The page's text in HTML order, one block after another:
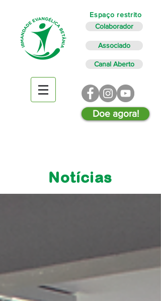
Espaço restrito
Colaborador
Associado
Canal Aberto
Doe agora!
Notícias